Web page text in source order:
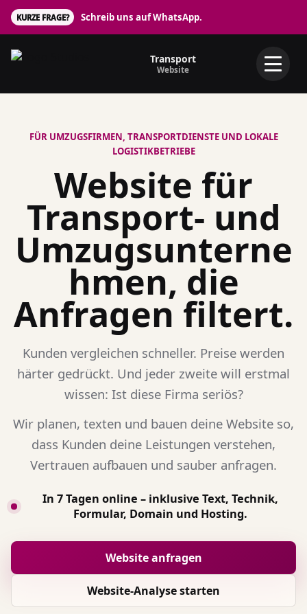
KURZE FRAGE? Schreib uns auf WhatsApp.
Transport
Website
FÜR UMZUGSFIRMEN, TRANSPORTDIENSTE UND LOKALE
LOGISTIKBETRIEBE
Website für
Transport- und
Umzugsunterne
hmen, die
Anfragen filtert.
Kunden vergleichen schneller. Preise werden
härter gedrückt. Und jeder zweite will erstmal
wissen: Ist diese Firma seriös?
Wir planen, texten und bauen deine Website so,
dass Kunden deine Leistungen verstehen,
Vertrauen aufbauen und sauber anfragen.
In 7 Tagen online – inklusive Text, Technik,
Formular, Domain und Hosting.
Website anfragen
Website-Analyse starten